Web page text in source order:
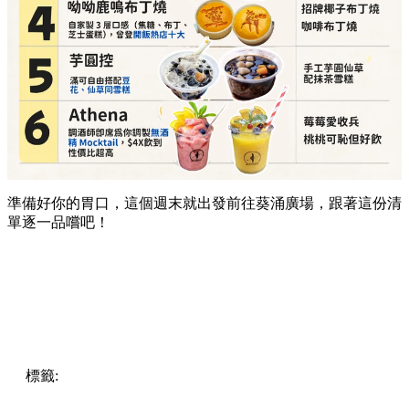
準備好你的胃口，這個週末就出發前往葵涌廣場，跟著這份清
單逐一品嚐吧！
標籤: